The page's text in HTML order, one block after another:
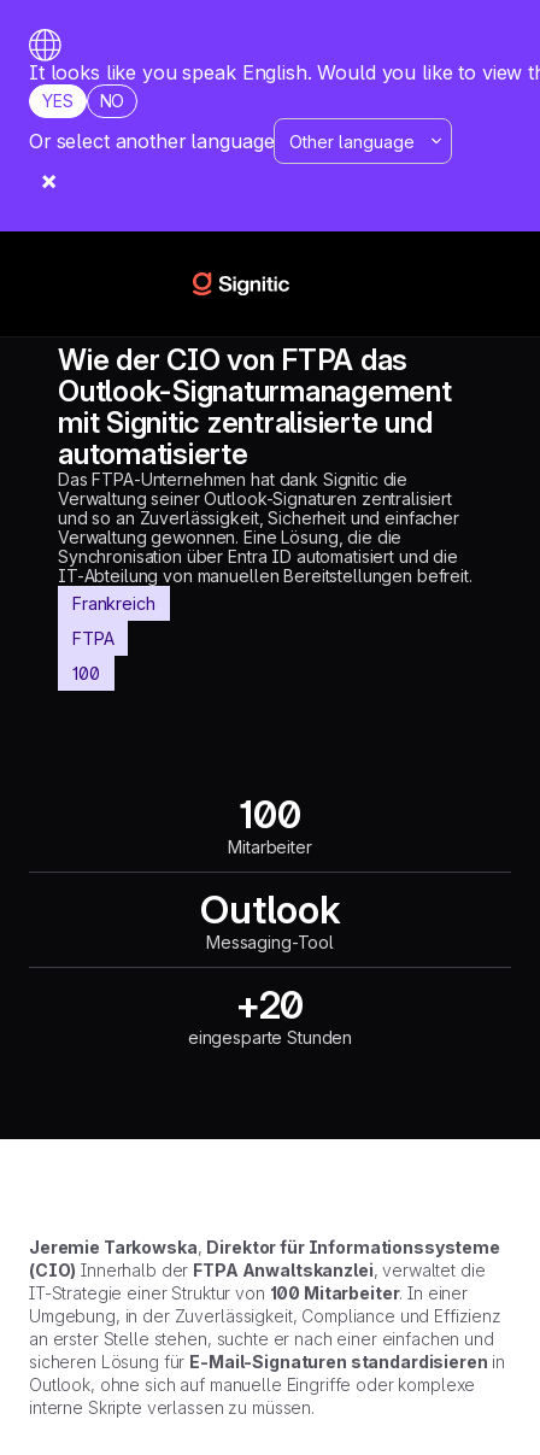
It looks like you speak English. Would you like to view
YES NO
Or select another language
Wie der CIO von FTPA das
Outlook-Signaturmanagement
mit Signitic zentralisierte und
automatisierte
Das FTPA-Unternehmen hat dank Signitic die
Verwaltung seiner Outlook-Signaturen zentralisiert
und so an Zuverlässigkeit, Sicherheit und einfacher
Verwaltung gewonnen. Eine Lösung, die die
Synchronisation über Entra ID automatisiert und die
IT-Abteilung von manuellen Bereitstellungen befreit.
Frankreich
FTPA
100
100
Mitarbeiter
Outlook
Messaging-Tool
+20
eingesparte Stunden
Jeremie Tarkowska, Direktor für Informationssysteme
(CIO) Innerhalb der FTPA Anwaltskanzlei, verwaltet die
IT-Strategie einer Struktur von 100 Mitarbeiter. In einer
Umgebung, in der Zuverlässigkeit, Compliance und Effizienz
an erster Stelle stehen, suchte er nach einer einfachen und
sicheren Lösung für E-Mail-Signaturen standardisieren in
Outlook, ohne sich auf manuelle Eingriffe oder komplexe
interne Skripte verlassen zu müssen.